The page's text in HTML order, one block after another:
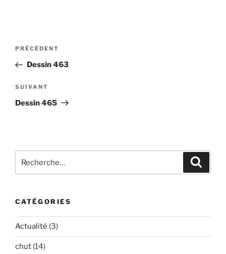
Navigation
l’article
Article
précédent
PRÉCÉDENT
Dessin 463
Article
suivant
SUIVANT
Dessin 465
pour
CATÉGORIES
Actualité (3)
chut (14)